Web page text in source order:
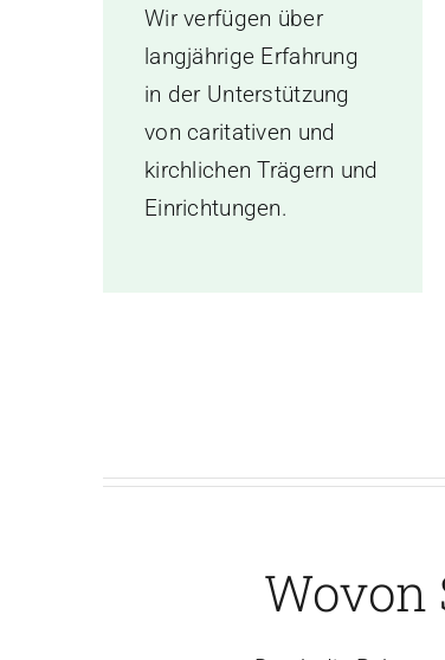
Wir verfügen über
langjährige Erfahrung
in der Unterstützung
von caritativen und
kirchlichen Trägern und
Einrichtungen.
Wovon